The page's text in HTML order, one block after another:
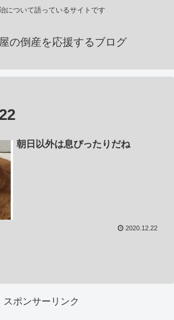
について語っているサイトです
の倒産を応援するブログ
朝日以外は息ぴったりだね
2020.12.22
スポンサーリンク